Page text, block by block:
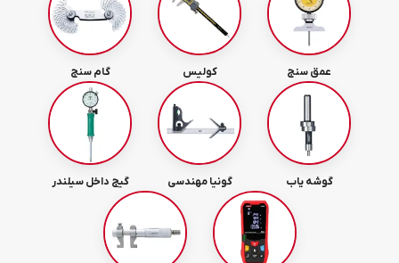
عمق سنج کولیس گام سنج
گوشه یاب گونیا مهندسی گیج داخل سیلندر